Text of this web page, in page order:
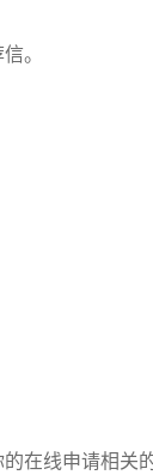
。
在线申请相关